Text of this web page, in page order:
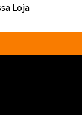
Loja